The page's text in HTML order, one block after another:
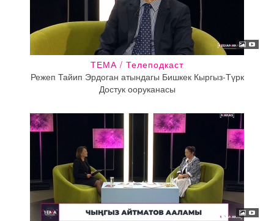
ТЕМА / Телеподкаст
Режеп Тайип Эрдоган атындагы Бишкек Кыргыз-Түрк
Достук ооруканасы